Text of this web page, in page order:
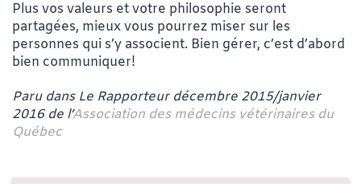
Plus vos valeurs et votre philosophie seront
partagées, mieux vous pourrez miser sur les
personnes qui s’y associent. Bien gérer, c’est d’abord
bien communiquer!
Paru dans Le Rapporteur décembre 2015/janvier
2016 de l’Association des médecins vétérinaires du
Québec